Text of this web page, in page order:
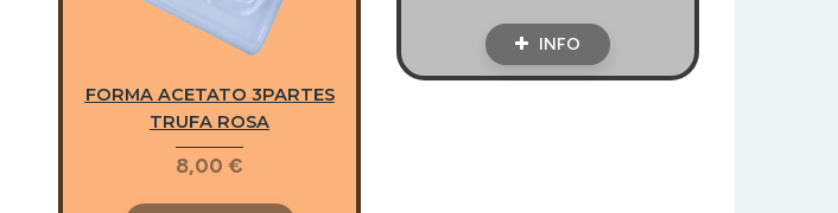
INFO
FORMA ACETATO 3PARTES
TRUFA ROSA
8,00 €